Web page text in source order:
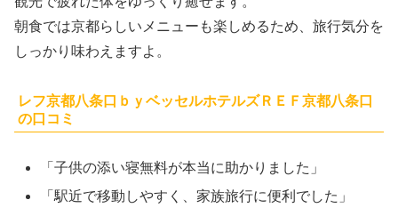
朝食では京都らしいメニューも楽しめるため、旅行気分を
しっかり味わえますよ。
レフ京都八条口ｂｙベッセルホテルズＲＥＦ京都八条口
の口コミ
「子供の添い寝無料が本当に助かりました」
「駅近で移動しやすく、家族旅行に便利でした」